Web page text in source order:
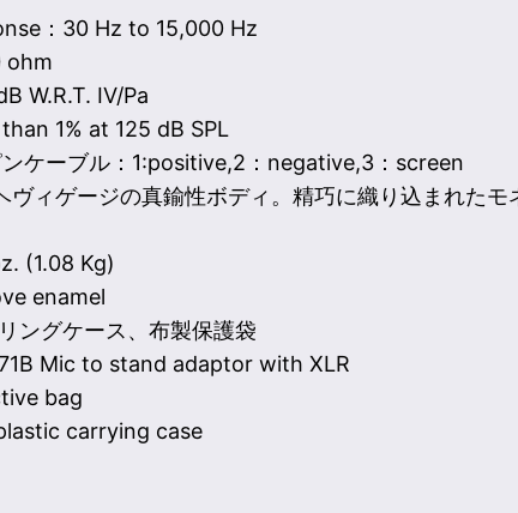
：30 Hz to 15,000 Hz
ohm
W.R.T. IV/Pa
1% at 125 dB SPL
ケーブル：1:positive,2：negative,3：screen
ィゲージの真鍮性ボディ。精巧に織り込まれた
(1.08 Kg)
enamel
ングケース、布製保護袋
Mic to stand adaptor with XLR
bag
carrying case